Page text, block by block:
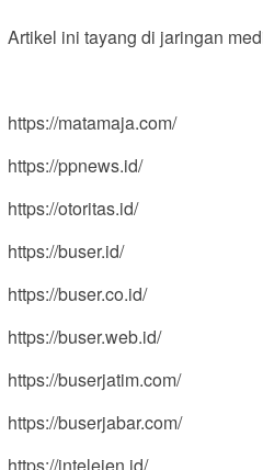
Artikel ini tayang di jaringan
https://matamaja.com/
https://ppnews.id/
https://otoritas.id/
https://buser.id/
https://buser.co.id/
https://buser.web.id/
https://buserjatim.com/
https://buserjabar.com/
https://intelejen.id/